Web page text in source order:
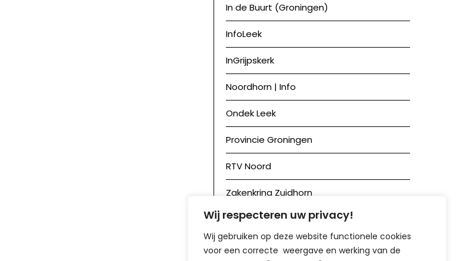
Wij respecteren uw privacy!
Wij gebruiken op deze website functionele cookies
voor een correcte weergave en werking van de
In de Buurt (Groningen)
InfoLeek
InGrijpskerk
Noordhorn | Info
Ondek Leek
Provincie Groningen
RTV Noord
Zakenkring Zuidhorn
Zuidhorn in Beeld
Achief